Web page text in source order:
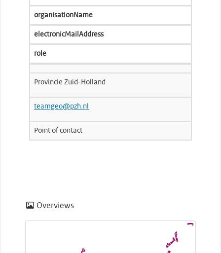
organisationName
electronicMailAddress
role
Provincie Zuid-Holland
teamgeo@pzh.nl
Point of contact
Overviews